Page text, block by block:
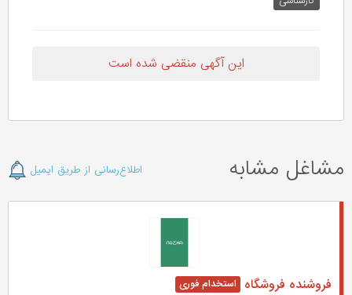
این آگهی منقضی شده است
مشاغل مشابه اطلاع‌رسانی از طریق ایمیل
فروشنده فروشگاه